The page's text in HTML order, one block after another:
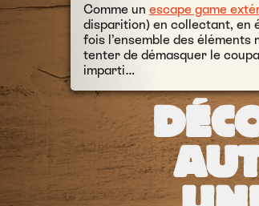
Comme un escape game
disparition) en collectant, en
fois l’ensemble des
tenter de démasquer le
imparti…